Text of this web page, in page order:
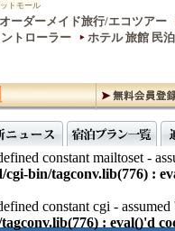
トモール
オーダーメイド旅行/エコツアー
トローラー
ホテル 旅館 民
constant mailtoset -
cgi-bin/tagconv.lib(776) :
constant cgi -
: eval()'d